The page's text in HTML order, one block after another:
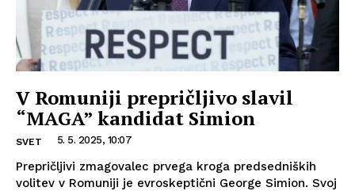
V Romuniji prepričljivo slavil
“MAGA” kandidat Simion
SVET 5. 5. 2025, 10:07
Prepričljivi zmagovalec prvega kroga predsedniških
volitev v Romuniji je evroskeptični George Simion. Svoj